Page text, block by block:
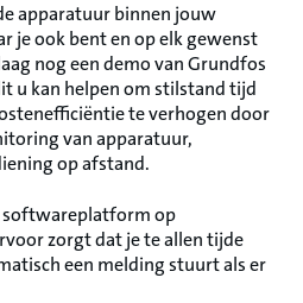
apparatuur binnen jouw
je ook bent en op elk gewenst
nog een demo van Grundfos
u kan helpen om stilstand tijd
te verhogen door
van apparatuur,
op afstand.
softwareplatform op
zorgt dat je te allen tijde
een melding stuurt als er